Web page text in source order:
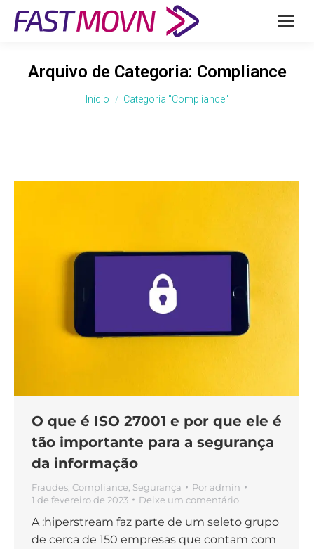
Arquivo de Categoria: Compliance
Você está aqui:
Início Categoria "Compliance"
O que é ISO 27001 e por que ele é
tão importante para a segurança
da informação
Fraudes Compliance Segurança Por admin
1 de fevereiro de 2023
Deixe um comentário
A :hiperstream faz parte de um seleto grupo
de cerca de 150 empresas que contam com